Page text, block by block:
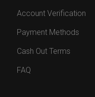
Account Verification
Payment Methods
Cash Out Terms
FAQ